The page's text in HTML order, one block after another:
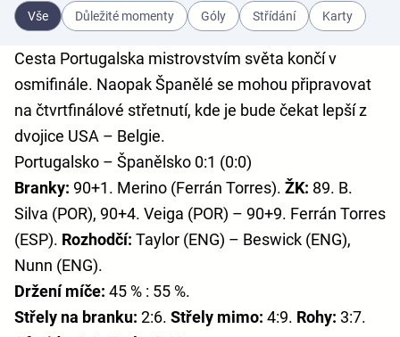
Vše Důležité momenty Góly Střídání Karty
Cesta Portugalska mistrovstvím světa končí v
osmifinále. Naopak Španělé se mohou připravovat
na čtvrtfinálové střetnutí, kde je bude čekat lepší z
dvojice USA – Belgie.
Portugalsko – Španělsko 0:1 (0:0)
Branky: 90+1. Merino (Ferrán Torres). ŽK: 89. B.
Silva (POR), 90+4. Veiga (POR) – 90+9. Ferrán Torres
(ESP). Rozhodčí: Taylor (ENG) – Beswick (ENG),
Nunn (ENG).
Držení míče: 45 % : 55 %.
Střely na branku: 2:6. Střely mimo: 4:9. Rohy: 3:7.